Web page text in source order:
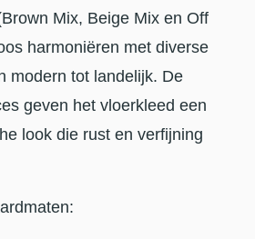
Mix, Beige Mix en Off
harmoniëren met diverse
modern tot landelijk. De
geven het vloerkleed een
look die rust en verfijning